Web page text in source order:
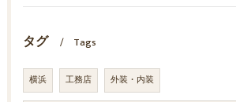
タグ Tags
横浜 工務店 外装・内装